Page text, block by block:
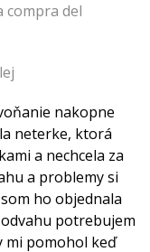
compra del
nakopne
neterke, ktorá
a nechcela za
a problemy si
ho objednala
potrebujem
mi pomohol keď